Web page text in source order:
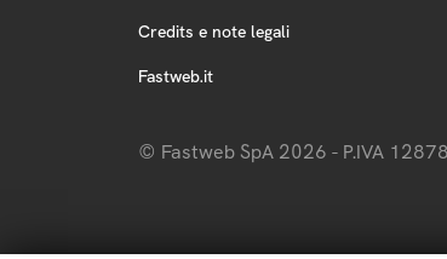
Credits e note legali
Fastweb.it
© Fastweb SpA 2026 - P.IVA